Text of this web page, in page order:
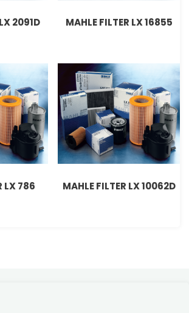
MAHLE FILTER LX 16855
2091D
MAHLE FILTER LX 10062D
LX 786